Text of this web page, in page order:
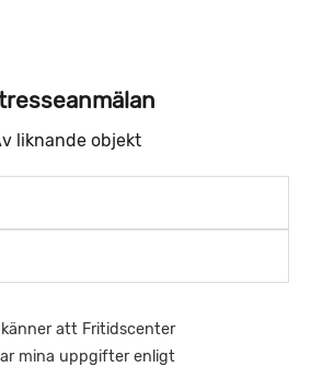
liknande objekt
att Fritidscenter
mina uppgifter enligt